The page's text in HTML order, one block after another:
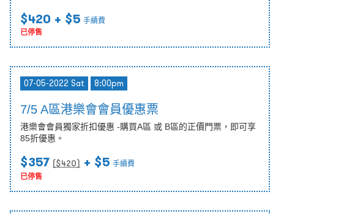
$420 + $5 手續費
已停售
07-05-2022 Sat 8:00pm
7/5 A區港樂會會員優惠票
港樂會會員獨家折扣優惠 -購買A區 或 B區的正價門票，即可享
85折優惠。
$357 ($420) + $5 手續費
已停售